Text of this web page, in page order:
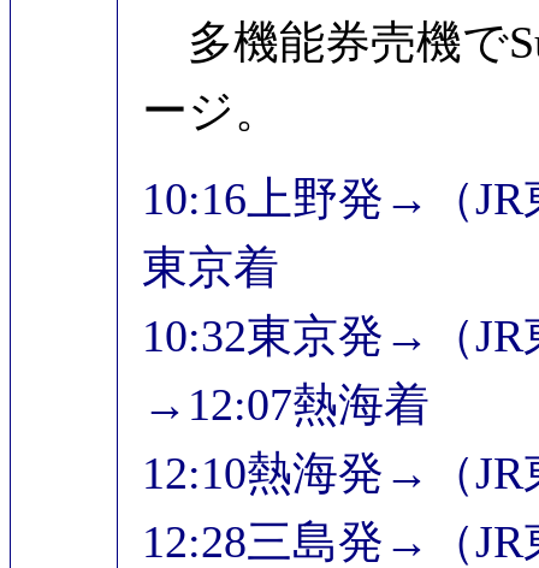
多機能券売機で
ージ。
10:16上野発→（
東京着
10:32東京発→（
→12:07熱海着
12:10熱海発→（
12:28三島発→（